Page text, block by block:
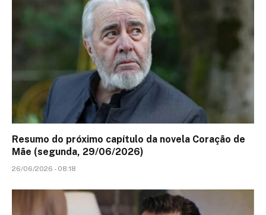
Resumo do próximo capítulo da novela Coração de
Mãe (segunda, 29/06/2026)
26/06/2026 - 08:18